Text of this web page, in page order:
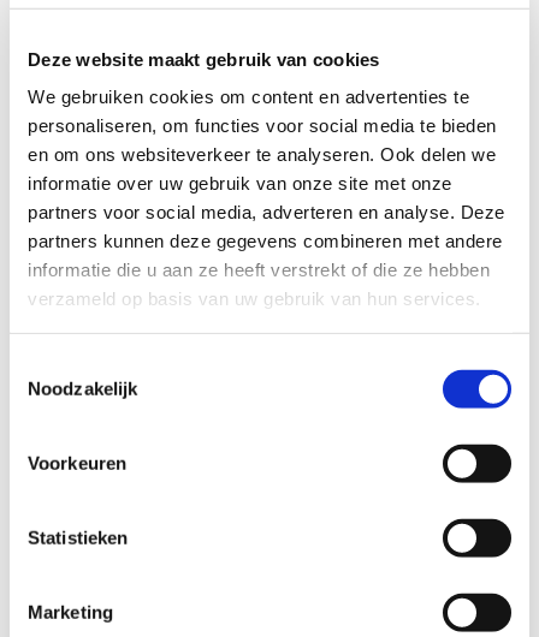
Deze website maakt gebruik van cookies
We gebruiken cookies om content en advertenties te
personaliseren, om functies voor social media te bieden
en om ons websiteverkeer te analyseren. Ook delen we
informatie over uw gebruik van onze site met onze
partners voor social media, adverteren en analyse. Deze
partners kunnen deze gegevens combineren met andere
informatie die u aan ze heeft verstrekt of die ze hebben
verzameld op basis van uw gebruik van hun services.
Noodzakelijk
Voorkeuren
Statistieken
Marketing
Maatschappelijk regisseur
(zorg/sport)
De Maatschappelijk Regisseur van Sport-Z is actief
betrokken bij het beweegbeleid in de gemeente. Sport-Z zet
sport als middel in om een samenleving te creëren waar
iedereen aan mee kan doen,...Lees verder >
Op jonge leeftijd raakte Nathan Groot (37) verslaafd. Eerst
cocaïne. Inmiddels heeft hij zijn leven weer op orde. Een
Ondersteuning van sportaanbieders Stichting Sport-Z